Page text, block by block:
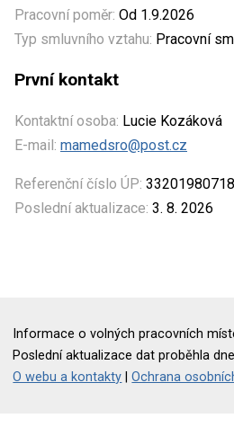
Pracovní poměr: Od 1.9.2026
Typ smluvního vztahu: Pracovní
První kontakt
Kontaktní osoba: Lucie Kozáková
E-mail: mamedsro@post.cz
Referenční číslo ÚP: 33201980718
Poslední aktualizace: 3. 8. 2026
Informace o volných pracovních
Poslední aktualizace dat proběhla
O webu a kontakty |Ochrana